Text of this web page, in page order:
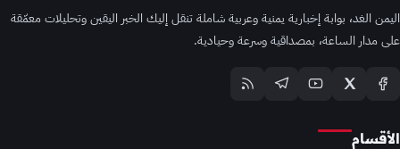
اليمن الغد، بوابة إخبارية يمنية وعربية شاملة تنقل إليك الخبر اليقين وتحليلات معمّقة
على مدار الساعة، بمصداقية وسرعة وحيادية.
الأقسام